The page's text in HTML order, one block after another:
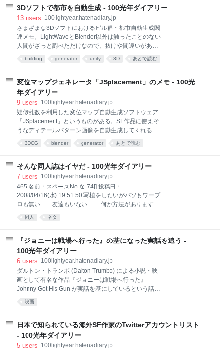
結果 記事中の「ジョン・ハイル」はおそらくこの
John N. Kheir 氏だろう。Kheir を「
ーンSF」というSF界内部の運動（とはいえ日本ではほ
とんど知られていないが）について紹介しておく。 マ
ンデーン (mundane) は「平凡な」「ありふれた」「世
俗的な」という意味。マンデーンSFはハードSFに似て
いるものの、主として地球や太陽系内を舞台とし、も
外知性が人類と接触することもほぼなく、星間貿易や
ないというのが主な特徴らしい。ひとことで言えば
「現実性を志向するSF」または「地に足のついたSF」
ということになる。 翻訳元記事：How t
3Dソフトで都市を自動生成 - 100光年ダイアリー
13 users 100lightyear.hatenadiary.jp
さまざまな3Dソフトにおけるビル群・都市自動生成関
連メモ。LightWaveとBlender以外は触ったことのない
人間がざっと調べただけなので、抜けや間違いがあれ
Blended Cities City Script Generating a virtual city
Metasequoia EasyTown ビル街作成（オレCityGen2）
/ 住宅Gen / 都会Gen Shade ビル群自動作成スクリプ
ト CINEMA 4D City Kit Maya QTown Ninja City 名称不
Digital City Maya Struc
building generator unity 3D あとで読む
変位マップジェネレータ「JSplacement」のメモ - 100光
年ダイアリー
9 users 100lightyear.hatenadiary.jp
疑似乱数を利用した変位マップ自動生成ソフトウェア
「JSplacement」というものがある。SF作品に使えそ
うなディテールパターン画像を自動生成してくれるの
で、これをテクスチャマッピング（主に変位マップや
バンプマップ）に利用できる。出力されるのは
出力可能。フリーウェアで、生成されたマップは商
用・非商用問わず利用できる（マップ画像自体の販
売・再配布は禁止）。名称の「JS」というのは
JavaScript（とHTML）で開発されていることからきて
いる。作者はGrigori Shevtsov（Windmill）氏。この記
JSplacement - Windmill Windmill - Digital Art（Internet
3DCG blender generator あとで読む
そんな同人誌はイヤだ - 100光年ダイアリー
7 users 100lightyear.hatenadiary.jp
465 名前：スペースNo.な-74[] 投稿日：
2008/04/16(水) 19:51:50 写植をしたいがパソもワープ
ロも無い……友達もいない…… 何か方法があります
スペースNo.な-74[sage] 投稿日：2008/04/16(水)
いな 469 名前：スペースNo.な-74[sage] 投稿日：
2008/04/16(水) 21:32:00 >>468 脅迫状ｗｗｗ 470 名
前：スペースNo.な-74[sage] 投稿日：2008/04/16(水)
成お悩み相談室Part4 同人ノウハウ板で吹くとは思わ
なかったｗ
同人 ネタ
『ジョニーは戦場へ行った』の基になった実話を追う -
100光年ダイアリー
6 users 100lightyear.hatenadiary.jp
ダルトン・トランボ (Dalton Trumbo) による小説・映
画として有名な作品『ジョニーは戦場へ行った』
Johnny Got His Gun が実話を基にしているという話が
ある。なんでも「第一次世界大戦で四肢や目、耳、口
を失いながらも、その後15年間生き続けた英国人将校
が気になったのだが、日本語で検索しても出典を含め
詳しいことがまったく分からず、英語で調べてみたら
ある程度の収穫があったので、ここにまとめておく。
映画
日本で知られている海外SF作家のTwitterアカウントリスト
- 100光年ダイアリー
5 users 100lightyear.hatenadiary.jp